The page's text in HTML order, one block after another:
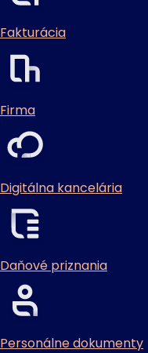
Fakturácia
Firma
Digitálna kancelária
Daňové priznania
Personálne dokumenty